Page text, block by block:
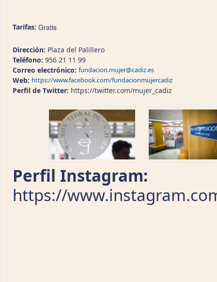
Tarifas: Gratis
Dirección: Plaza del Palillero
Teléfono: 956 21 11 99
Correo electrónico: fundacion.mujer@cadiz.es
Web: https://www.facebook.com/fundacionmujercadiz
Perfil de Twitter: https://twitter.com/mujer_cadiz
Perfil Instagram:
https://